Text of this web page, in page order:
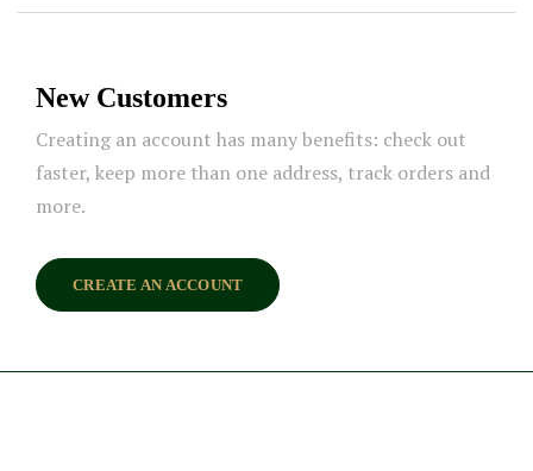
New Customers
Creating an account has many benefits: check out
faster, keep more than one address, track orders and
more.
CREATE AN ACCOUNT